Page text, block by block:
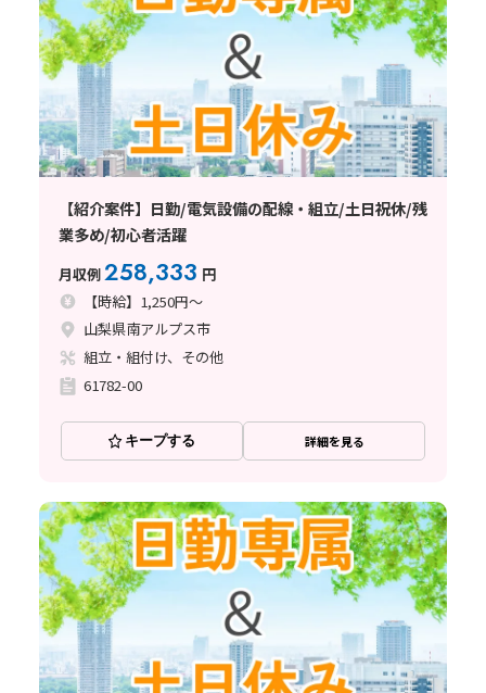
【紹介案件】日勤/電気設備の配線・組立/土日祝休/残
業多め/初心者活躍
月収例258,333 円
【時給】1,250円～
山梨県南アルプス市
組立・組付け、その他
61782-00
キープする 詳細を見る